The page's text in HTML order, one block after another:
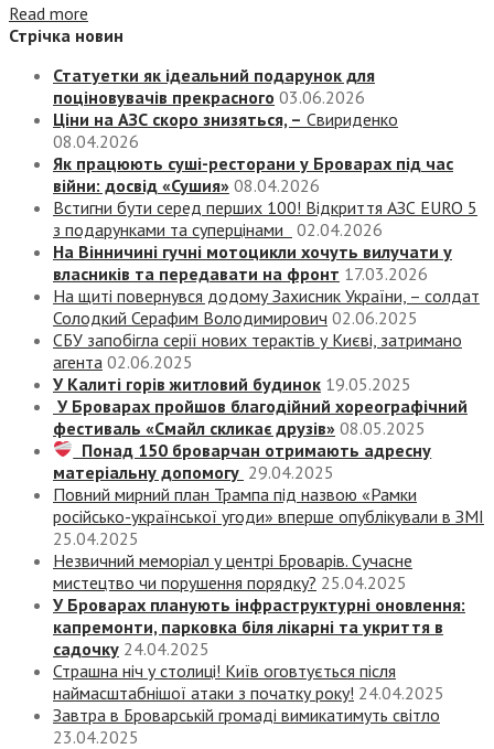
Read more
Стрічка новин
Статуетки як ідеальний подарунок для
поціновувачів прекрасного 03.06.2026
Ціни на АЗС скоро знизяться, – Свириденко
08.04.2026
Як працюють суші-ресторани у Броварах під час
війни: досвід «Сушия» 08.04.2026
Встигни бути серед перших 100! Відкриття АЗС EURO 5
з подарунками та суперцінами
02.04.2026
На Вінничині гучні мотоцикли хочуть вилучати у
власників та передавати на фронт 17.03.2026
На щиті повернувся додому Захисник України, – солдат
Солодкий Серафим Володимирович 02.06.2025
СБУ запобігла серії нових терактів у Києві, затримано
агента 02.06.2025
У Калиті горів житловий будинок 19.05.2025
У Броварах пройшов благодійний хореографічний
фестиваль «Смайл скликає друзів» 08.05.2025
Понад 150 броварчан отримають адресну
матеріальну допомогу 29.04.2025
Повний мирний план Трампа під назвою «‎Рамки
російсько-української угоди» вперше опублікували в ЗМІ
25.04.2025
Незвичний меморіал у центрі Броварів. Сучасне
мистецтво чи порушення порядку? 25.04.2025
У Броварах планують інфраструктурні оновлення:
капремонти, парковка біля лікарні та укриття в
садочку 24.04.2025
Страшна ніч у столиці! Київ оговтується після
наймасштабнішої атаки з початку року! 24.04.2025
Завтра в Броварській громаді вимикатимуть світло
23.04.2025